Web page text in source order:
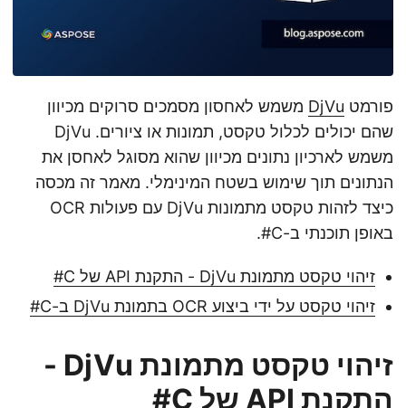
פורמט DjVu משמש לאחסון מסמכים סרוקים מכיוון
שהם יכולים לכלול טקסט, תמונות או ציורים. DjVu
משמש לארכיון נתונים מכיוון שהוא מסוגל לאחסן את
הנתונים תוך שימוש בשטח המינימלי. מאמר זה מכסה
כיצד לזהות טקסט מתמונות DjVu עם פעולות OCR
באופן תוכנתי ב-C#.
זיהוי טקסט מתמונת DjVu - התקנת API של C#
זיהוי טקסט על ידי ביצוע OCR בתמונת DjVu ב-C#
זיהוי טקסט מתמונת DjVu -
התקנת API של C#